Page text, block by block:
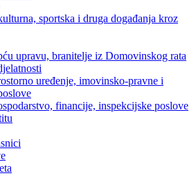
sportska i druga događanja kroz
upravu, branitelje iz Domovinskog rata
uređenje, imovinsko-pravne i
financije, inspekcijske poslove